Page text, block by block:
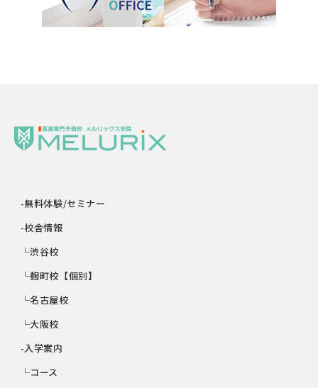
-無料体験/セミナー
-校舎情報
└渋谷校
└麹町校【個別】
└名古屋校
└大阪校
-入学案内
└コース